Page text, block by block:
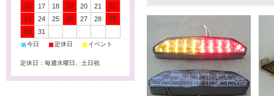
16
17 18 19 20 21
22
23
24 25 26 27 28
29
30
31
■今日 ■定休日 ■ イベント
定休日：毎週水曜日、土日祝